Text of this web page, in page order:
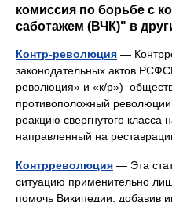
комиссия по борьбе с
саботажем (ВЧК)" в
Контр-революция —
законодательных актов
революция» и «к/р»)
противоположный
реакцию свергнутого
направленный на
Контрреволюция — Эта
ситуацию применительно
помочь Википедии, добавив